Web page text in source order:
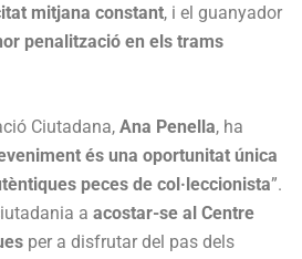
mitjana constant, i el guanyador
penalització en els trams
Ciutadana, Ana Penella, ha
és una oportunitat única
peces de col·leccionista”.
a acostar-se al Centre
per a disfrutar del pas dels